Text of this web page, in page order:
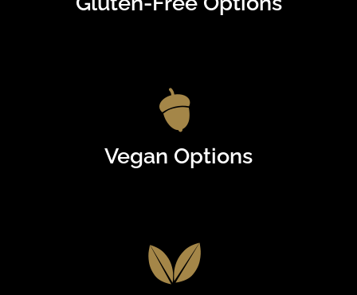
Vegan Options